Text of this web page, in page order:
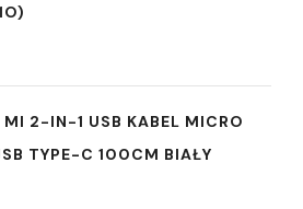
2-IN-1 USB KABEL MICRO
TYPE-C 100CM BIAŁY